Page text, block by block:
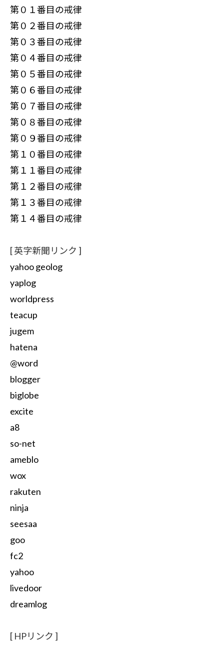
第０１番目の戒律
第０２番目の戒律
第０３番目の戒律
第０４番目の戒律
第０５番目の戒律
第０６番目の戒律
第０７番目の戒律
第０８番目の戒律
第０９番目の戒律
第１０番目の戒律
第１１番目の戒律
第１２番目の戒律
第１３番目の戒律
第１４番目の戒律
[ 英字新聞リンク ]
yahoo geolog
yaplog
worldpress
teacup
jugem
hatena
@word
blogger
biglobe
excite
a8
so-net
ameblo
wox
rakuten
ninja
seesaa
goo
fc2
yahoo
livedoor
dreamlog
[ HPリンク ]